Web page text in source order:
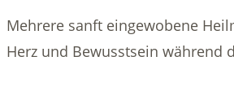
Mehrere sanft eingewobene
Herz und Bewusstsein während